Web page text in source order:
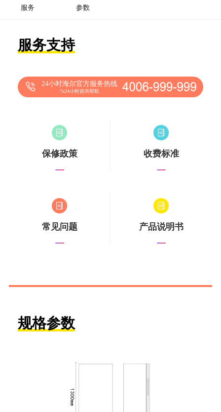
服务 参数
服务支持
24小时海尔官方服务热线
7x24小时咨询帮助
保修政策 收费标准
常见问题 产品说明书
规格参数